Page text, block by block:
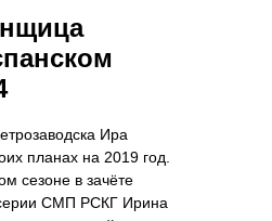
Ира
планах на 2019 год.
сезоне в зачёте
СМП РСКГ Ирина